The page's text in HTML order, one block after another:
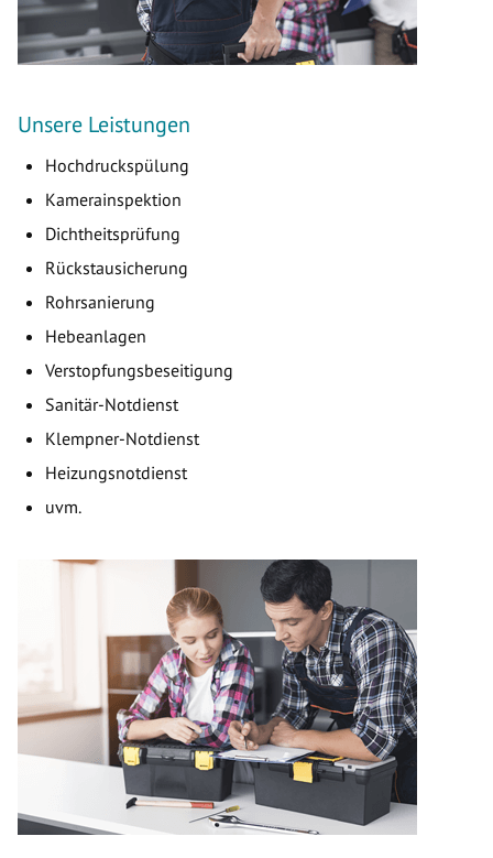
Unsere Leistungen
Hochdruckspülung
Kamerainspektion
Dichtheitsprüfung
Rückstausicherung
Rohrsanierung
Hebeanlagen
Verstopfungsbeseitigung
Sanitär-Notdienst
Klempner-Notdienst
Heizungsnotdienst
uvm.